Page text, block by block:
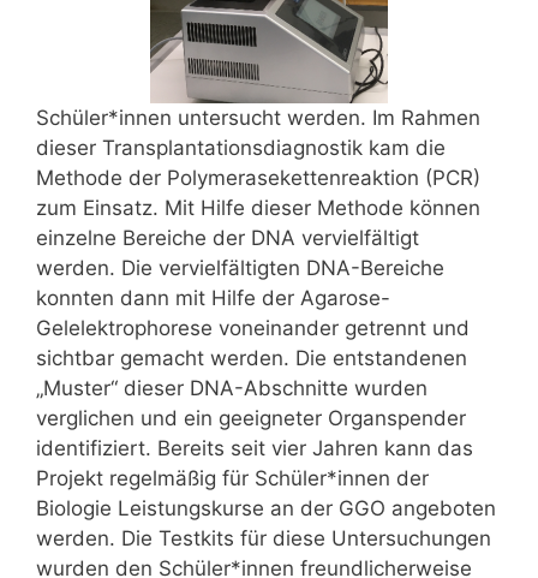
Schüler*innen untersucht werden. Im Rahmen
dieser Transplantationsdiagnostik kam die
Methode der Polymerasekettenreaktion (PCR)
zum Einsatz. Mit Hilfe dieser Methode können
einzelne Bereiche der DNA vervielfältigt
werden. Die vervielfältigten DNA-Bereiche
konnten dann mit Hilfe der Agarose-
Gelelektrophorese voneinander getrennt und
sichtbar gemacht werden. Die entstandenen
„Muster“ dieser DNA-Abschnitte wurden
verglichen und ein geeigneter Organspender
identifiziert. Bereits seit vier Jahren kann das
Projekt regelmäßig für Schüler*innen der
Biologie Leistungskurse an der GGO angeboten
werden. Die Testkits für diese Untersuchungen
wurden den Schüler*innen freundlicherweise